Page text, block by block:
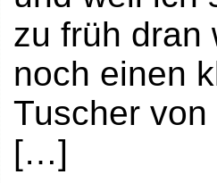
zu früh dran
noch einen
Tuscher von
[…]